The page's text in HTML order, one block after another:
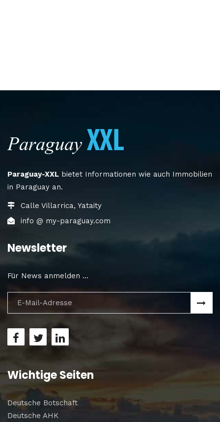
Paraguay-XXL bietet Informationen wie auch Immobilien
in Paraguay an.
Calle Villarrica, Yataity
info @ my-paraguay.com
Newsletter
Für News anmelden ...
Wichtige Seiten
Deutsche Botschaft
Deutsche AHK